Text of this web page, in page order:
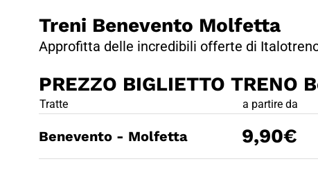
Treni Benevento Molfetta
Approfitta delle incredibili offerte di
PREZZO BIGLIETTO
PREZZO
Tratte a partire da
Benevento - Molfetta 9,90€